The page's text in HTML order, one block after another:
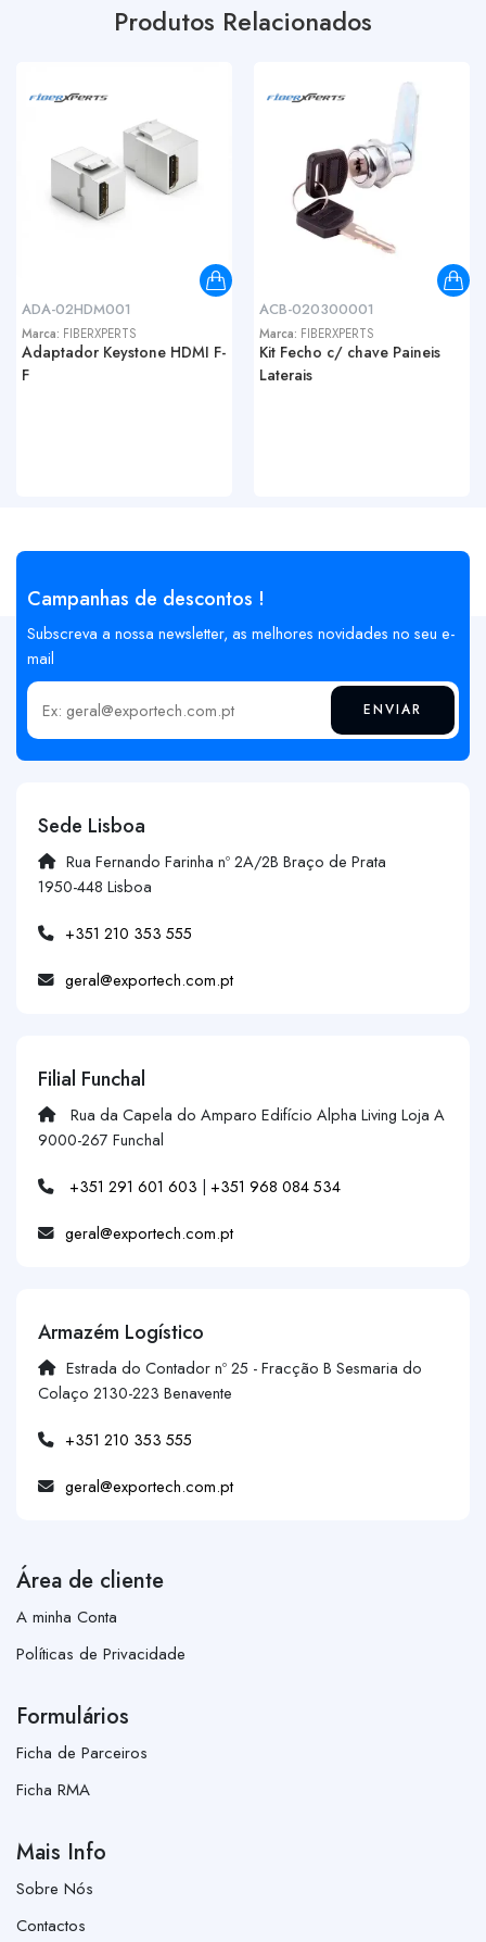
Produtos Relacionados
ADA-02HDM001
Marca: FIBERXPERTS
Adaptador Keystone HDMI F-
F
ACB-020300001
Marca: FIBERXPERTS
Kit Fecho c/ chave Paineis
Laterais
Campanhas de descontos !
Subscreva a nossa newsletter, as melhores novidades no seu e-
mail
Insira o seu email ENVIAR
Sede Lisboa
Rua Fernando Farinha nº 2A/2B Braço de Prata
1950-448 Lisboa
+351 210 353 555
geral@exportech.com.pt
Filial Funchal
Rua da Capela do Amparo Edifício Alpha Living Loja A
9000-267 Funchal
+351 291 601 603 | +351 968 084 534
geral@exportech.com.pt
Armazém Logístico
Estrada do Contador nº 25 - Fracção B Sesmaria do
Colaço 2130-223 Benavente
+351 210 353 555
geral@exportech.com.pt
Área de cliente
A minha Conta
Políticas de Privacidade
Formulários
Ficha de Parceiros
Ficha RMA
Mais Info
Sobre Nós
Contactos